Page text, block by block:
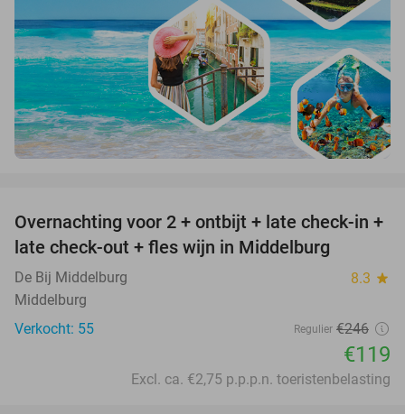
52%
Overnachting voor 2 + ontbijt + late check-in +
late check-out + fles wijn in Middelburg
De Bij Middelburg 8.3 star
Middelburg
Verkocht: 55
Regulier €246
€119
Excl. ca. €2,75 p.p.p.n. toeristenbelasting